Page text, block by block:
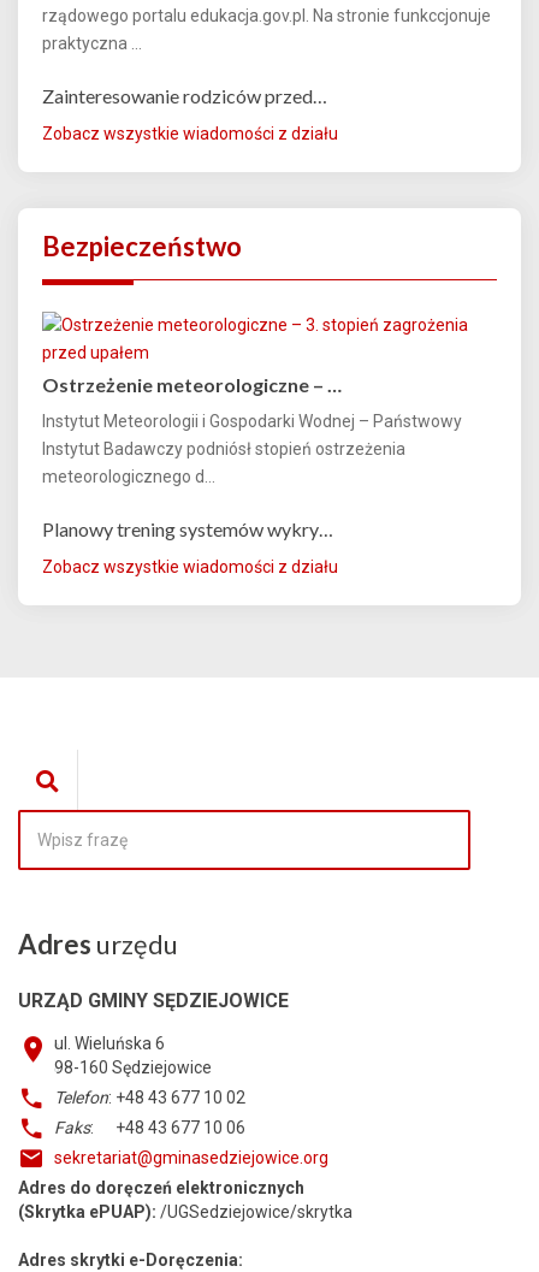
rządowego portalu edukacja.gov.pl. Na stronie funkccjonuje
praktyczna ...
Zainteresowanie rodziców przed…
Zobacz wszystkie wiadomości z działu
Bezpieczeństwo
Ostrzeżenie meteorologiczne – …
Instytut Meteorologii i Gospodarki Wodnej – Państwowy
Instytut Badawczy podniósł stopień ostrzeżenia
meteorologicznego d...
Planowy trening systemów wykry…
Zobacz wszystkie wiadomości z działu
Adres urzędu
URZĄD GMINY SĘDZIEJOWICE
ul. Wieluńska 6
98-160 Sędziejowice
Telefon: +48 43 677 10 02
Faks: +48 43 677 10 06
sekretariat@gminasedziejowice.org
Adres do doręczeń elektronicznych
(Skrytka ePUAP): /UGSedziejowice/skrytka
Adres skrytki e-Doręczenia: